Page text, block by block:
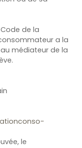
de la
a la
médiateur de la
le